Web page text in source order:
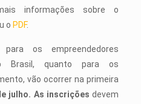
informações sobre o
o PDF.
os empreendedores
Brasil, quanto para os
vão ocorrer na primeira
julho. As inscrições devem